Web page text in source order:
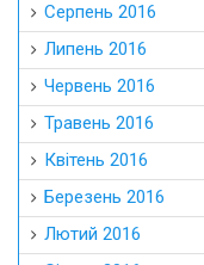
Серпень 2016
Липень 2016
Червень 2016
Травень 2016
Квітень 2016
Березень 2016
Лютий 2016